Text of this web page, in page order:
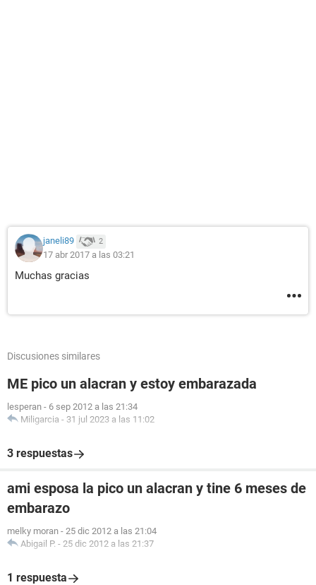
janeli89 2
17 abr 2017 a las 03:21
Muchas gracias
Discusiones similares
ME pico un alacran y estoy embarazada
lesperan - 6 sep 2012 a las 21:34
Miligarcia - 31 jul 2023 a las 11:02
3 respuestas
ami esposa la pico un alacran y tine 6 meses de
embarazo
melky moran - 25 dic 2012 a las 21:04
Abigail P. - 25 dic 2012 a las 21:37
1 respuesta